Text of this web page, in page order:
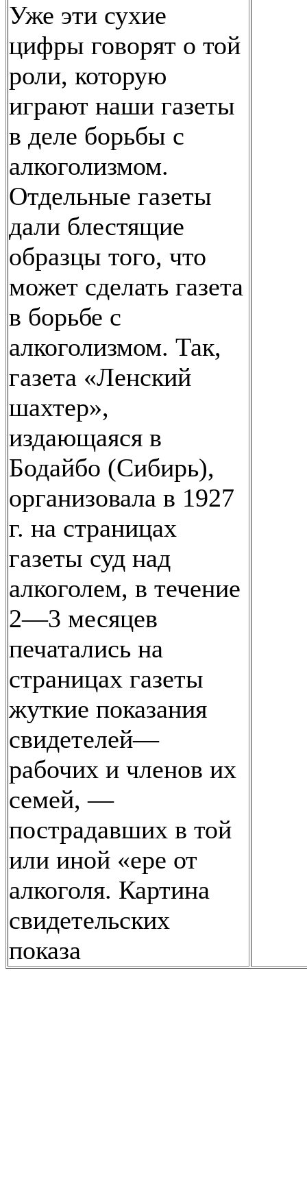
Уже эти сухие
цифры говорят о той
роли, которую
играют наши газеты
в деле борьбы с
алкоголизмом.
Отдельные газеты
дали блестящие
образцы того, что
может сделать газета
в борьбе с
алкоголизмом. Так,
газета «Ленский
шахтер»,
издающаяся в
Бодайбо (Сибирь),
организовала в 1927
г. на страницах
газеты суд над
алкоголем, в течение
2—3 месяцев
печатались на
страницах газеты
жуткие показания
свидетелей—
рабочих и членов их
семей, —
пострадавших в той
или иной «ере от
алкоголя. Картина
свидетельских
показа